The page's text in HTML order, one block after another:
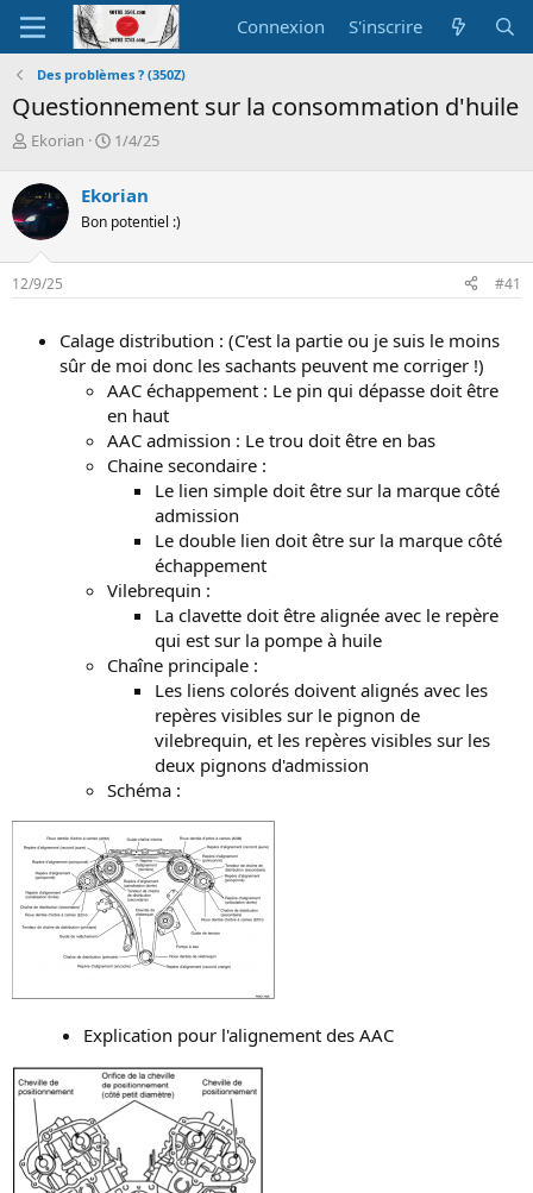
Connexion S'inscrire
Des problèmes ? (350Z)
Questionnement sur la consommation d'huile
A
t
e
u
r
d
e
Ekorian
D
e
d
d
t
1/4/25
Ekorian
Bon potentiel :)
12/9/25 #41
Calage distribution : (C'est la partie ou je suis le moins
sûr de moi donc les sachants peuvent me corriger !)
AAC échappement : Le pin qui dépasse doit être
en haut
AAC admission : Le trou doit être en bas
Chaine secondaire :
Le lien simple doit être sur la marque côté
admission
Le double lien doit être sur la marque côté
échappement
Vilebrequin :
La clavette doit être alignée avec le repère
qui est sur la pompe à huile
Chaîne principale :
Les liens colorés doivent alignés avec les
repères visibles sur le pignon de
vilebrequin, et les repères visibles sur les
deux pignons d'admission
Schéma :
Explication pour l'alignement des AAC